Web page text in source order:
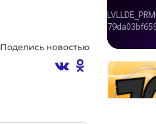
Поделись новостью